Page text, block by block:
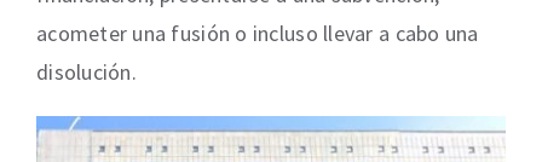
acometer una fusión o incluso llevar a cabo una
disolución.